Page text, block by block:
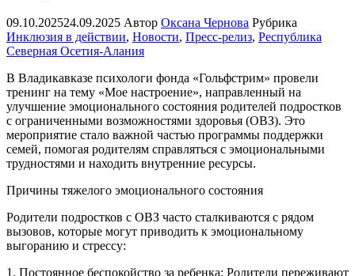
09.10.202524.09.2025 Автор Оксана Чернова Рубрика
Инклюзия в действии, Новости, Пресс-релиз, Республика
Северная Осетия-Алания
В Владикавказе психологи фонда «Гольфстрим» провели
тренинг на тему «Мое настроение», направленный на
улучшение эмоционального состояния родителей подростков
с ограниченными возможностями здоровья (ОВЗ). Это
мероприятие стало важной частью программы поддержки
семей, помогая родителям справляться с эмоциональными
трудностями и находить внутренние ресурсы.
Причины тяжелого эмоционального состояния
Родители подростков с ОВЗ часто сталкиваются с рядом
вызовов, которые могут приводить к эмоциональному
выгоранию и стрессу:
1. Постоянное беспокойство за ребенка: Родители переживают